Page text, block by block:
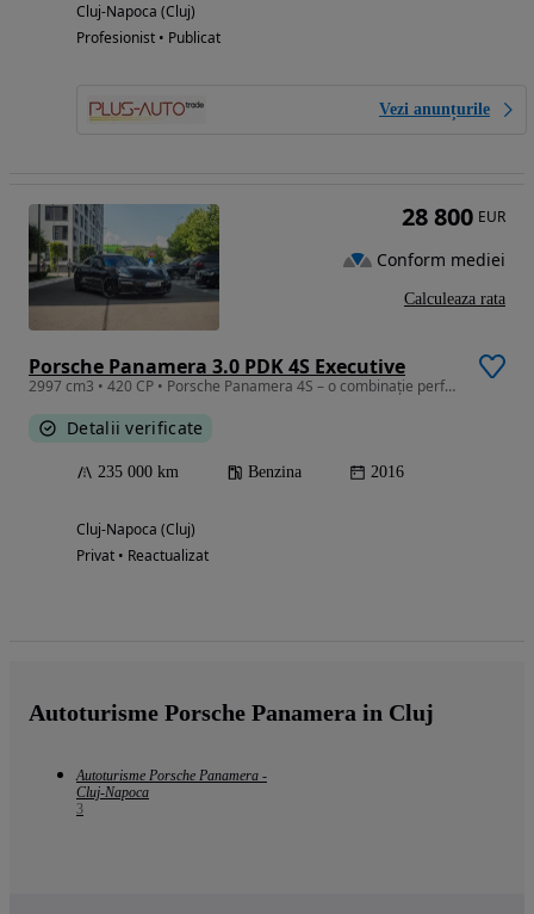
Cluj-Napoca (Cluj)
Profesionist • Publicat
Vezi anunțurile
Porsche Panamera 3.0 PDK 4S Executive
2997 cm3 • 420 CP • Porsche Panamera 4S – o combinație perfectă între eleganță, confort și
Detalii verificate
235 000 km Benzina 2016
Cluj-Napoca (Cluj)
Privat • Reactualizat
28 800 EUR
Conform mediei
Calculeaza rata
Autoturisme Porsche Panamera in Cluj
Autoturisme Porsche Panamera -
Cluj-Napoca
3